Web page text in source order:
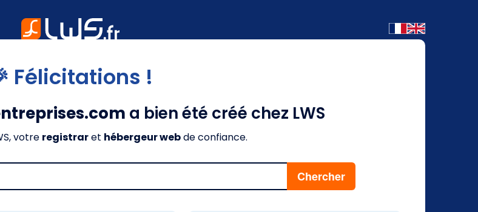
Félicitations !
a bien été créé chez LWS
votre registraret hébergeur webde confiance.